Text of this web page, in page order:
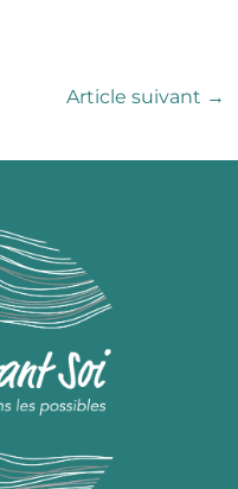
Article suivant →